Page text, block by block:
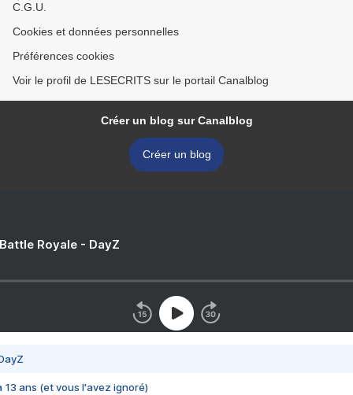
C.G.U.
Cookies et données personnelles
Préférences cookies
Voir le profil de LESECRITS sur le portail Canalblog
Créer un blog sur Canalblog
Créer un blog
Royale - DayZ
13 ans (et vous l'avez ignoré)